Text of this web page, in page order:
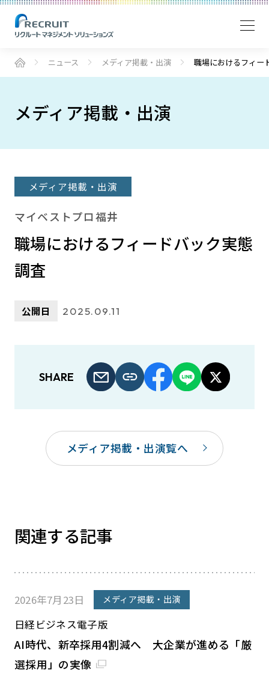
ニュース メディア掲載・出演 職場におけるフィー
メディア掲載・出演
メディア掲載・出演
マイベストプロ福井
職場におけるフィードバック実態
調査
公開日 2025.09.11
SHARE
メディア掲載・出演覧へ
関連する記事
2026年7月23日 メディア掲載・出演
日経ビジネス電子版
AI時代、新卒採用4割減へ 大企業が進める「厳
選採用」の実像